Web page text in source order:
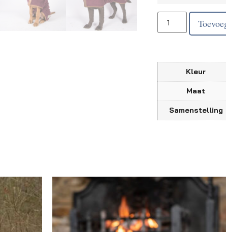
Kleur
Maat
Samenstelling